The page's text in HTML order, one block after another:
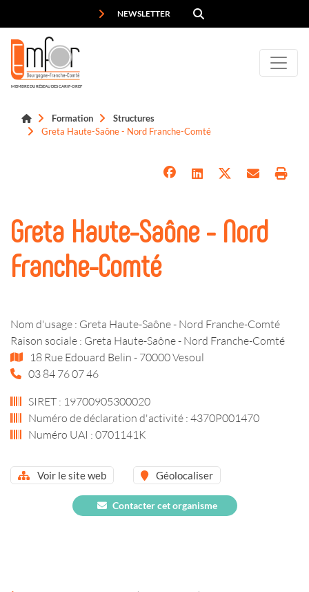
NEWSLETTER
MEMBRE DU RÉSEAU DES CARIF-OREF
Formation
Structures
Greta Haute-Saône - Nord Franche-Comté
Greta Haute-Saône - Nord
Franche-Comté
Nom d'usage : Greta Haute-Saône - Nord Franche-Comté
Raison sociale : Greta Haute-Saône - Nord Franche-Comté
18 Rue Edouard Belin - 70000 Vesoul
03 84 76 07 46
SIRET : 19700905300020
Numéro de déclaration d'activité : 4370P001470
Numéro UAI : 0701141K
Voir le site web Géolocaliser
Contacter cet organisme
Panneau de gestion des cookies